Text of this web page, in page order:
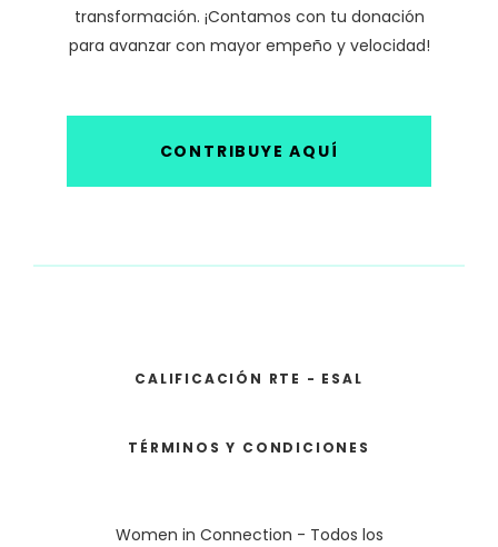
transformación. ¡Contamos con tu donación
para avanzar con mayor empeño y velocidad!
CONTRIBUYE AQUÍ
Women in Connection - Todos los
TÉRMINOS Y CONDICIONES
CALIFICACIÓN RTE - ESAL